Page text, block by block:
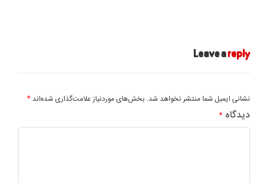
Leave areply
نشانی ایمیل شما منتشر نخواهد شد. بخش‌های موردنیاز علامت‌گذاری شده‌اند *
دیدگاه *